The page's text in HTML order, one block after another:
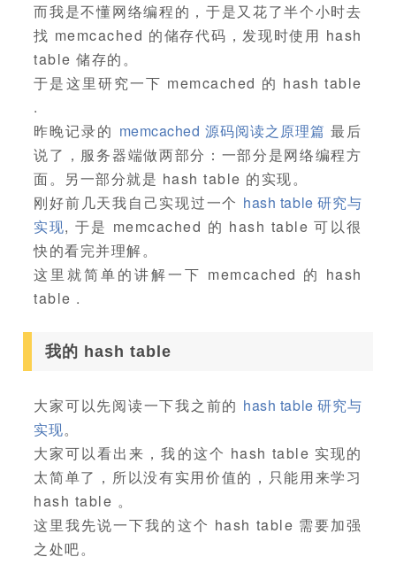
而我是不懂网络编程的，于是又花了半个小时去
找 memcached 的储存代码，发现时使用 hash
table 储存的。
于是这里研究一下 memcached 的 hash table
.
昨晚记录的 memcached 源码阅读之原理篇 最后
说了，服务器端做两部分：一部分是网络编程方
面。另一部分就是 hash table 的实现。
刚好前几天我自己实现过一个 hash table 研究与
实现, 于是 memcached 的 hash table 可以很
快的看完并理解。
这里就简单的讲解一下 memcached 的 hash
table .
我的 hash table
大家可以先阅读一下我之前的 hash table 研究与
实现。
大家可以看出来，我的这个 hash table 实现的
太简单了，所以没有实用价值的，只能用来学习
hash table 。
这里我先说一下我的这个 hash table 需要加强
之处吧。